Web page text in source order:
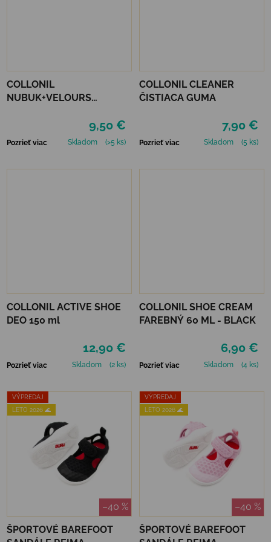
COLLONIL
NUBUK+VELOURS
9,50 €
Pozrieť viac Skladom (>5 ks)
COLLONIL CLEANER
ČISTIACA GUMA
7,90 €
Pozrieť viac Skladom (5 ks)
COLLONIL ACTIVE SHOE
DEO 150 ml
12,90 €
Pozrieť viac Skladom (2 ks)
COLLONIL SHOE CREAM
FAREBNÝ 60 ML - BLACK
6,90 €
Pozrieť viac Skladom (4 ks)
VÝPREDAJ
LETO 2026 🌊
–40 %
ŠPORTOVÉ BAREFOOT
VÝPREDAJ
LETO 2026 🌊
–40 %
ŠPORTOVÉ BAREFOOT